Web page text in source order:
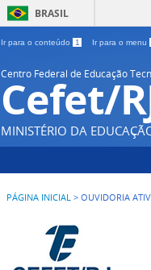
BRASIL
Ir para o conteúdo 1 Ir para o menu
Centro Federal de Educação
Cefet/
MINISTÉRIO DA
PÁGINA INICIAL > OUVIDORIA